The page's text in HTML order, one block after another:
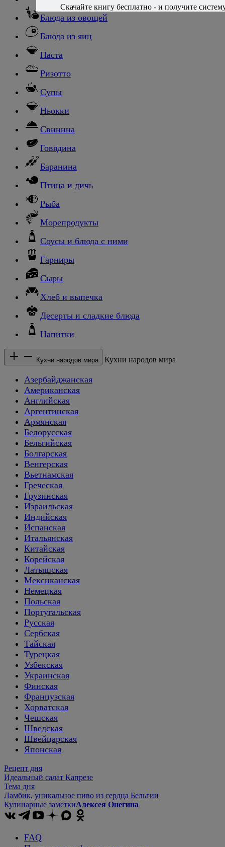
Блюда из овощей
Блюда из яиц
Паста
Ризотто
Супы
Ньокки
Свинина
Говядина
Баранина
Птица и дичь
Рыба
Морепродукты
Соусы и блюда с ними
Гарниры
Сыры
Хлеб и выпечка
Десерты и сладкие блюда
Напитки
Кухни народов мира Кухни народов мира
Азербайджанская
Американская
Английская
Аргентинская
Армянская
Белорусская
Бельгийская
Болгарская
Венгерская
Вьетнамская
Греческая
Грузинская
Израильская
Индийская
Испанская
Итальянская
Китайская
Корейская
Латышская
Мексиканская
Немецкая
Польская
Португальская
Русская
Сербская
Тайская
Турецкая
Узбекская
Украинская
Финская
Французская
Хорватская
Чешская
Шведская
Швейцарская
Японская
Рецепт дня
Идеальный салат Капрезе
Тема дня
Ламбик, уникальное пиво из сердца Бельгии
Кулинарные заметкиАлексея Онегина
FAQ
Скачайте книгу бесплатно - и получите